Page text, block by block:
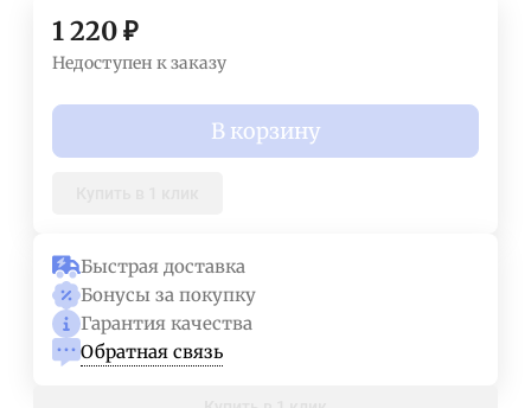
1 220₽
Недоступен к заказу
В корзину
Быстрая доставка
Бонусы за покупку
Гарантия качества
Обратная связь